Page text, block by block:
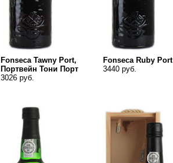
Fonseca Tawny Port,
Портвейн Тони Порт
3026 руб.
Fonseca Ruby Port
3440 руб.